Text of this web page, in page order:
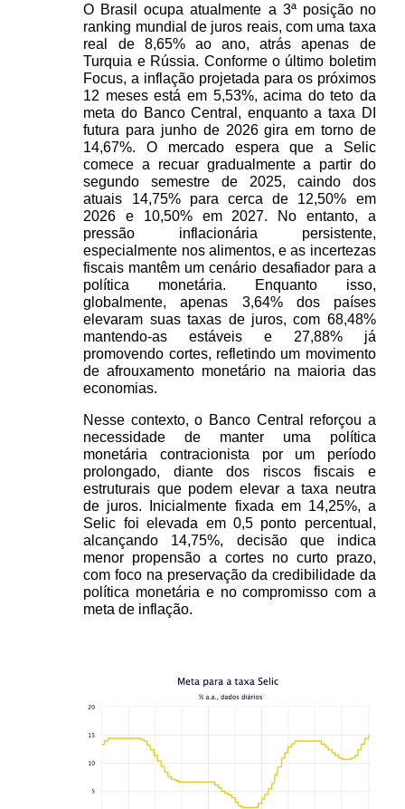
O Brasil ocupa atualmente a 3ª posição no
ranking mundial de juros reais, com uma taxa
real de 8,65% ao ano, atrás apenas de
Turquia e Rússia. Conforme o último boletim
Focus, a inflação projetada para os próximos
12 meses está em 5,53%, acima do teto da
meta do Banco Central, enquanto a taxa DI
futura para junho de 2026 gira em torno de
14,67%. O mercado espera que a Selic
comece a recuar gradualmente a partir do
segundo semestre de 2025, caindo dos
atuais 14,75% para cerca de 12,50% em
2026 e 10,50% em 2027. No entanto, a
pressão inflacionária persistente,
especialmente nos alimentos, e as incertezas
fiscais mantêm um cenário desafiador para a
política monetária. Enquanto isso,
globalmente, apenas 3,64% dos países
elevaram suas taxas de juros, com 68,48%
mantendo-as estáveis e 27,88% já
promovendo cortes, refletindo um movimento
de afrouxamento monetário na maioria das
economias.
Nesse contexto, o Banco Central reforçou a
necessidade de manter uma política
monetária contracionista por um período
prolongado, diante dos riscos fiscais e
estruturais que podem elevar a taxa neutra
de juros. Inicialmente fixada em 14,25%, a
Selic foi elevada em 0,5 ponto percentual,
alcançando 14,75%, decisão que indica
menor propensão a cortes no curto prazo,
com foco na preservação da credibilidade da
política monetária e no compromisso com a
meta de inflação.